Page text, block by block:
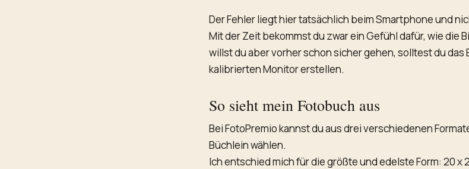
Der Fehler liegt hier tatsächlich beim Smartphone und
Mit der Zeit bekommst du zwar ein Gefühl dafür, wie die
willst du aber vorher schon sicher gehen, solltest du das
kalibrierten Monitor erstellen.
So sieht mein Fotobuch aus
Bei FotoPremio kannst du aus drei verschiedenen
Büchlein wählen.
Ich entschied mich für die größte und edelste Form: 20 x